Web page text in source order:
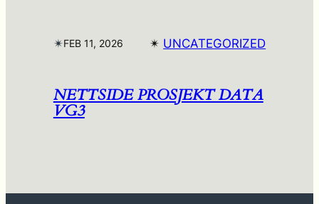
✴︎FEB 11, 2026 ✴︎ UNCATEGORIZED
NETTSIDE PROSJEKT DATA
VG3